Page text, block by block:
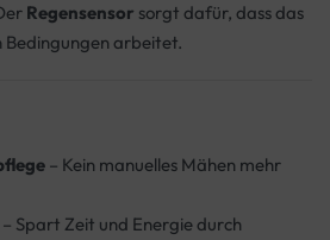
Regensensor sorgt dafür, dass das
arbeitet.
– Kein manuelles Mähen mehr
– Spart Zeit und Energie durch